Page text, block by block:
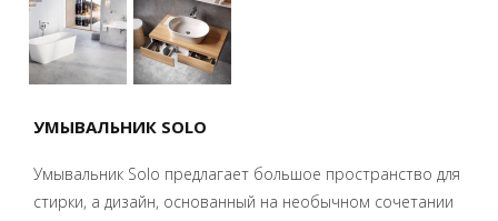
УМЫВАЛЬНИК SOLO
Умывальник Solo предлагает большое пространство для
стирки, а дизайн, основанный на необычном сочетании